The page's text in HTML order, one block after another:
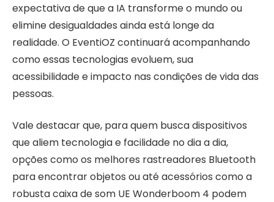
expectativa de que a IA transforme o mundo ou
elimine desigualdades ainda está longe da
realidade. O EventiOZ continuará acompanhando
como essas tecnologias evoluem, sua
acessibilidade e impacto nas condições de vida das
pessoas.
Vale destacar que, para quem busca dispositivos
que aliem tecnologia e facilidade no dia a dia,
opções como os melhores rastreadores Bluetooth
para encontrar objetos ou até acessórios como a
robusta caixa de som UE Wonderboom 4 podem